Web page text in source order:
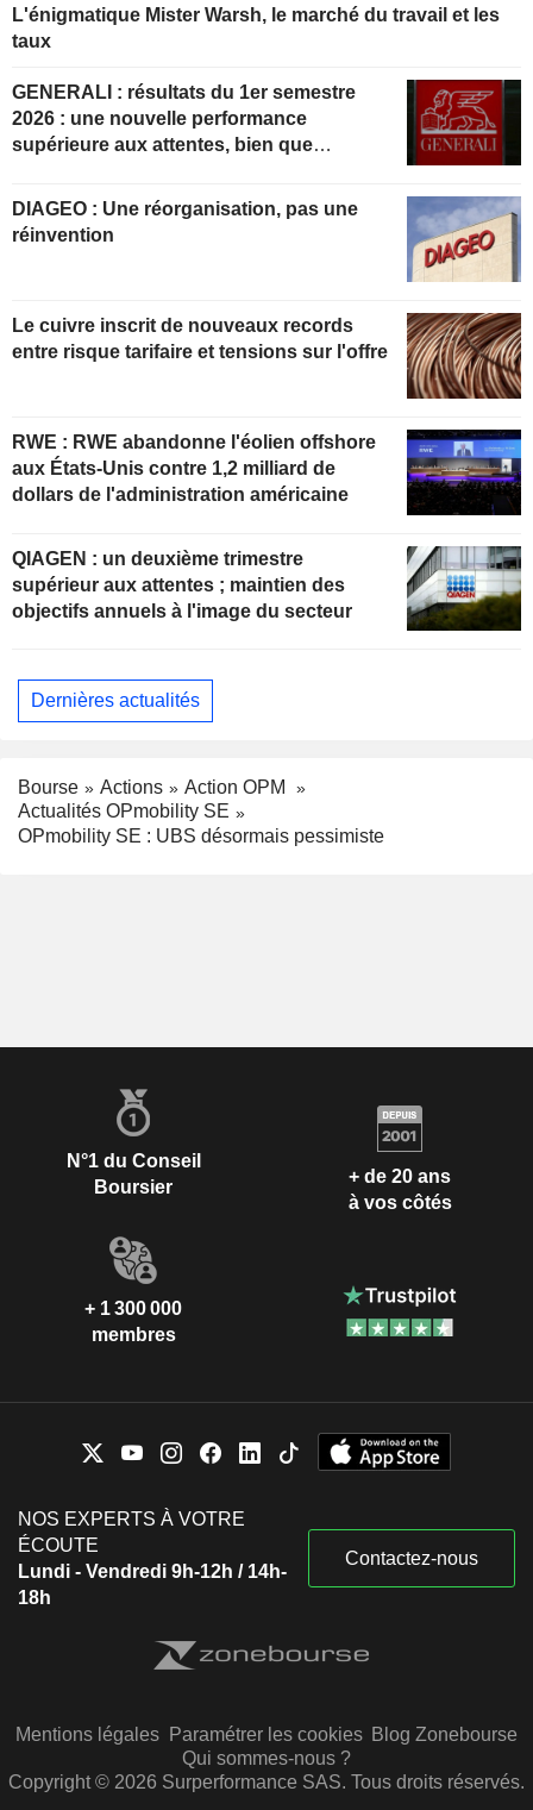
L'énigmatique Mister Warsh, le marché du travail et les
taux
GENERALI : résultats du 1er semestre
2026 : une nouvelle performance
supérieure aux attentes, bien que
DIAGEO : Une réorganisation, pas une
réinvention
Le cuivre inscrit de nouveaux records
entre risque tarifaire et tensions sur l'offre
RWE : RWE abandonne l'éolien offshore
aux États-Unis contre 1,2 milliard de
dollars de l'administration américaine
QIAGEN : un deuxième trimestre
supérieur aux attentes ; maintien des
objectifs annuels à l'image du secteur
Dernières actualités
Bourse Actions
Action OPM
Actualités OPmobility SE
OPmobility SE : UBS désormais pessimiste
N°1 du Conseil
Boursier
+ de 20 ans
à vos côtés
+ 1 300 000
membres
NOS EXPERTS À VOTRE
ÉCOUTE
Lundi - Vendredi 9h-12h / 14h-
18h
Contactez-nous
Mentions légales Paramétrer les cookies Blog Zonebourse
Qui sommes-nous ?
Copyright © 2026 Surperformance SAS. Tous droits réservés.